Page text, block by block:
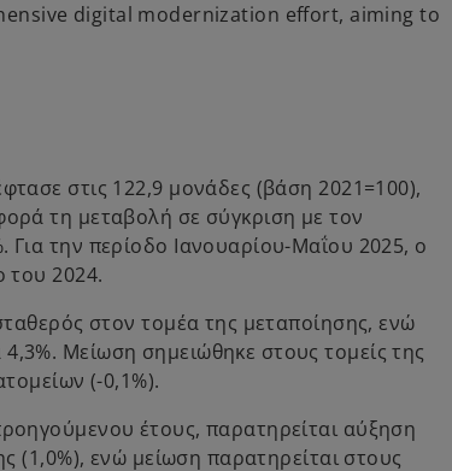
digital modernization effort, aiming to
στις 122,9 μονάδες (βάση 2021=100),
τη μεταβολή σε σύγκριση με τον
την περίοδο Ιανουαρίου-Μαΐου 2025, ο
του 2024.
στον τομέα της μεταποίησης, ενώ
Μείωση σημειώθηκε στους τομείς της
(-0,1%).
έτους, παρατηρείται αύξηση
(1,0%), ενώ μείωση παρατηρείται στους